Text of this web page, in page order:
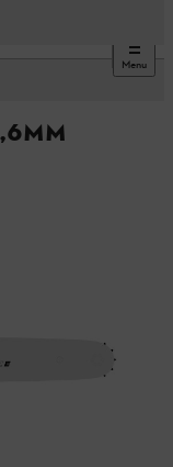
Menu